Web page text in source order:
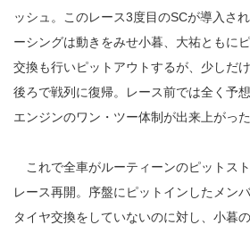
ッシュ。このレース3度目のSCが導入さ
ーシングは動きをみせ小暮、大祐ともに
交換も行いピットアウトするが、少しだ
後ろで戦列に復帰。レース前では全く予
エンジンのワン・ツー体制が出来上がった
これで全車がルーティーンのピットス
レース再開。序盤にピットインしたメン
タイヤ交換をしていないのに対し、小暮